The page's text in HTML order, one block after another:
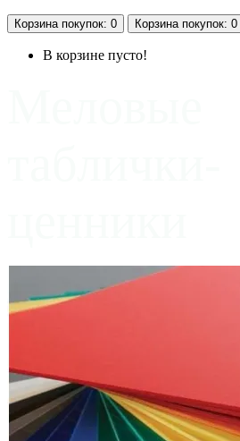
Корзинапокупок: 0 Корзинапокупок: 0
В корзине пусто!